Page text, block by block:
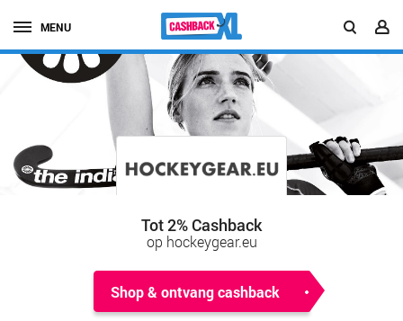
MENU
Tot 2% Cashback
op hockeygear.eu
Shop & ontvang cashback